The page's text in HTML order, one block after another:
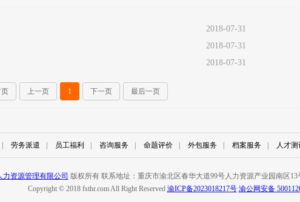
2018-07-31
2018-07-31
2018-07-31
上一页 1 下一页 最后一页
劳务派遣 员工福利 咨询服务 命题评价 外包服务 档案服务 人才测
力资源管理有限公司 版权所有 联系地址：重庆市渝北区春华大道99号人力资源产业园南区13
Copyright © 2018 fsthr.com All Right Reserved 渝ICP备2023018217号 渝公网安备